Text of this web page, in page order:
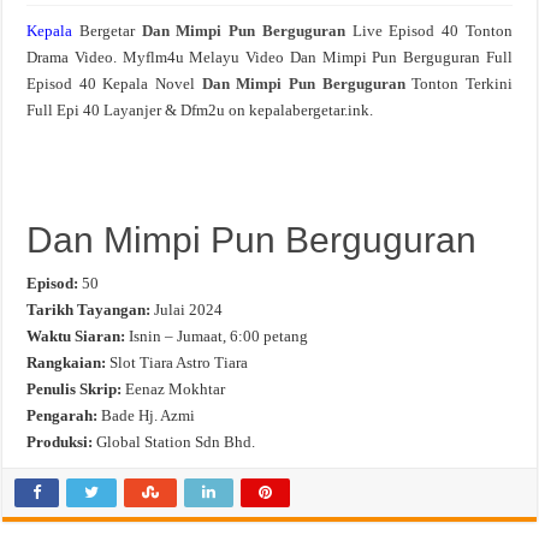
Pun
Live
Episod
40
Tonton
Drama
Kepala Bergetar Dan Mimpi Pun Berguguran Live Episod 40 Tonton
Drama Video. Myflm4u Melayu Video Dan Mimpi Pun Berguguran Full
Episod 40 Kepala Novel Dan Mimpi Pun BerguguranTonton Terkini
Full Epi 40 Layanjer & Dfm2u on kepalabergetar.ink.
Dan Mimpi Pun Berguguran
Episod: 50
Tarikh Tayangan: Julai 2024
Waktu Siaran: Isnin – Jumaat, 6:00 petang
Rangkaian: Slot Tiara Astro Tiara
Penulis Skrip: Eenaz Mokhtar
Pengarah: Bade Hj. Azmi
Produksi: Global Station Sdn Bhd.